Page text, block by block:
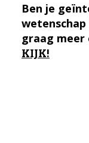
Ben je
graag meer
KIJK!